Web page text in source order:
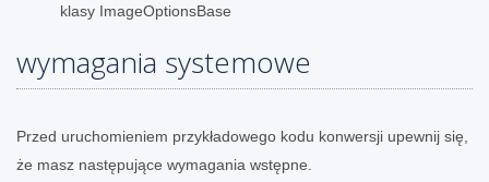
klasy ImageOptionsBase
wymagania systemowe
Przed uruchomieniem przykładowego kodu konwersji upewnij się,
że masz następujące wymagania wstępne.